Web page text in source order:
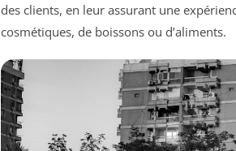
des clients, en leur assurant une
cosmétiques, de boissons ou d’aliments.